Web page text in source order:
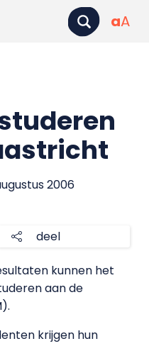
aA
2006
deel
kunnen het
aan de
krijgen hun